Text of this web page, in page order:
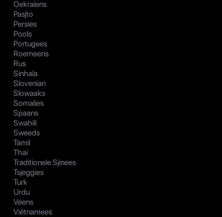
Oekraïens
Pasjto
Persies
Pools
Portugees
Roemeens
Rus
Sinhala
Slovenian
Slowaaks
Somalies
Spaans
Swahili
Sweeds
Tamil
Thai
Traditionele Sjinees
Tsjeggies
Turk
Urdu
Veens
Viëtnamees